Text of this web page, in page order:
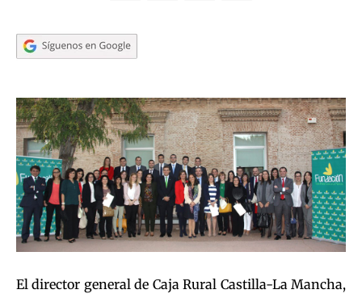
El director general de Caja Rural Castilla-La Mancha,